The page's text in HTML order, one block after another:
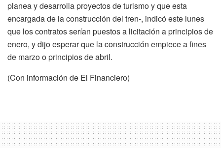
planea y desarrolla proyectos de turismo y que esta
encargada de la construcción del tren-, indicó este lunes
que los contratos serían puestos a licitación a principios de
enero, y dijo esperar que la construcción empiece a fines
de marzo o principios de abril.
(Con información de El Financiero)